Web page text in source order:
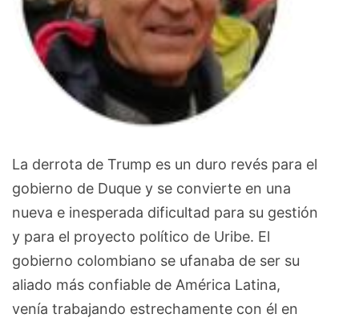
La derrota de Trump es un duro revés para el
gobierno de Duque y se convierte en una
nueva e inesperada dificultad para su gestión
y para el proyecto político de Uribe. El
gobierno colombiano se ufanaba de ser su
aliado más confiable de América Latina,
venía trabajando estrechamente con él en